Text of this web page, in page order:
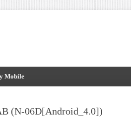
Mobile
(N-06D[Android_4.0])